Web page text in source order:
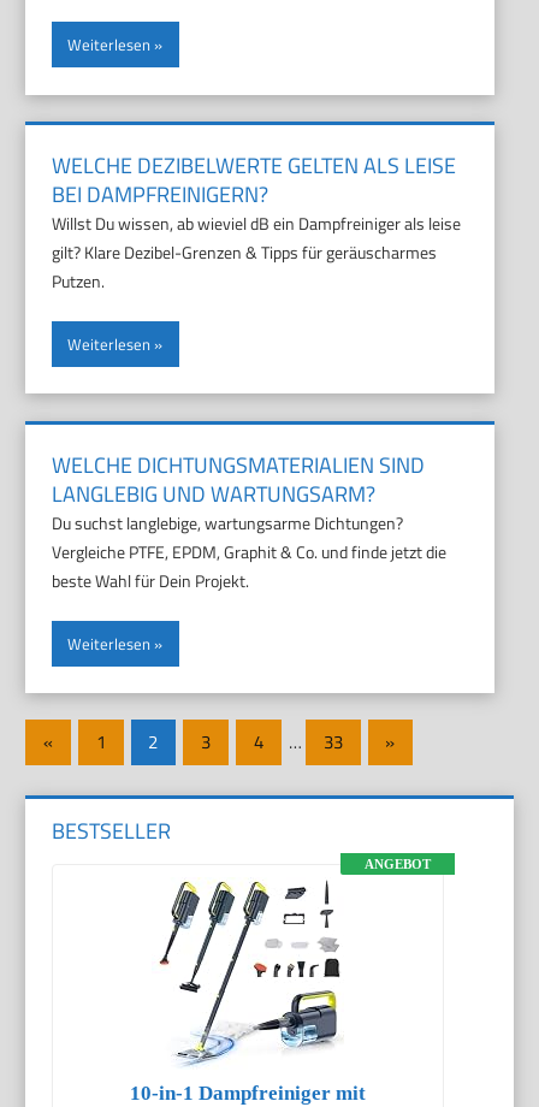
Weiterlesen
WELCHE DEZIBELWERTE GELTEN ALS LEISE
BEI DAMPFREINIGERN?
Willst Du wissen, ab wieviel dB ein Dampfreiniger als leise
gilt? Klare Dezibel-Grenzen & Tipps für geräuscharmes
Putzen.
Weiterlesen
WELCHE DICHTUNGSMATERIALIEN SIND
LANGLEBIG UND WARTUNGSARM?
Du suchst langlebige, wartungsarme Dichtungen?
Vergleiche PTFE, EPDM, Graphit & Co. und finde jetzt die
beste Wahl für Dein Projekt.
Weiterlesen
Seitennummerierung
der
Beiträge
« Vorherige
Beiträge
1 2 3 4 … 33
Nächste
Beiträge
»
BESTSELLER
ANGEBOT
10-in-1 Dampfreiniger mit